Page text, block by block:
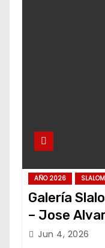
AÑO 2026 SLALOM
Galería
– Jose
Jun 4, 2026